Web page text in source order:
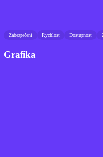
Zabezpečení Rychlost Dostupnost
Grafika